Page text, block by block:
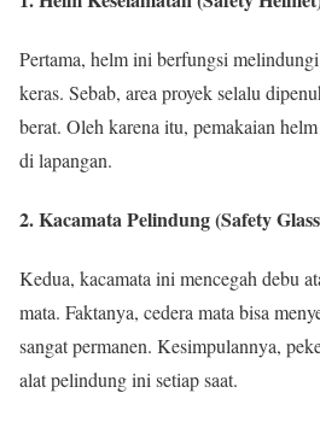
Pertama, helm ini berfungsi
keras. Sebab, area proyek selalu
berat. Oleh karena itu, pemakaian
di lapangan.
2. Kacamata Pelindung (Safety
Kedua, kacamata ini mencegah debu
mata. Faktanya, cedera mata bisa
sangat permanen. Kesimpulannya,
alat pelindung ini setiap saat.